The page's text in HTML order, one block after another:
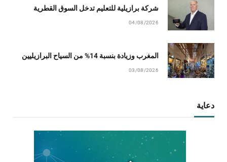
شركة برازيلية للتعليم تدخل السوق القطرية
04/08/2026
المغرب وزيادة بنسبة 14% من السياح البرازيليين
03/08/2026
دعاية